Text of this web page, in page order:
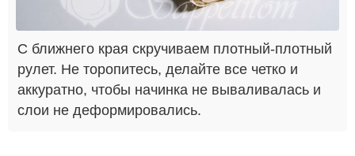
С ближнего края скручиваем плотный-плотный
рулет. Не торопитесь, делайте все четко и
аккуратно, чтобы начинка не вываливалась и
слои не деформировались.